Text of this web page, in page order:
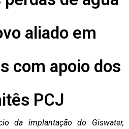
aliado em
com apoio dos
PCJ
da implantação do Giswater,